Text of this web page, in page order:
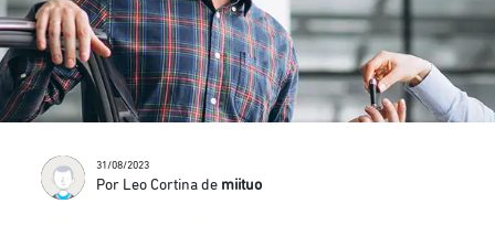
31/08/2023
Por Leo Cortina de miituo